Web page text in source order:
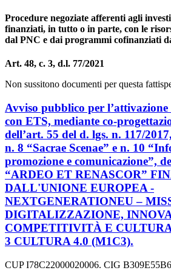
Procedure negoziate afferenti agli
finanziati, in tutto o in parte, con le
dal PNC e dai programmi cofinanziati
Art. 48, c. 3, d.l. 77/2021
Non sussitono documenti per questa
Avviso pubblico per
con ETS, mediante co-
dell’art. 55 del d. lgs. n. 117/
n. 8 “Sacrae Scenae” e n. 10
promozione e comunicazione”,
“ARDEO ET RENASCOR”
DALL'UNIONE EUROPEA -
NEXTGENERATIONEU –
DIGITALIZZAZIONE,
COMPETITIVITÀ E
3 CULTURA 4.0 (M1C3).
CUP I78C22000020006. CIG